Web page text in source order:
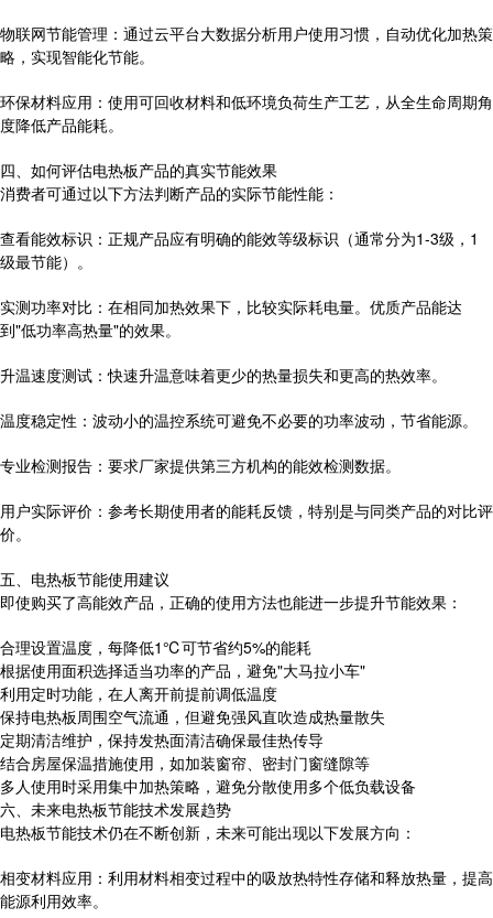
物联网节能管理：通过云平台大数据分析用户使用习惯，自动优化加热策
略，实现智能化节能。
环保材料应用：使用可回收材料和低环境负荷生产工艺，从全生命周期角
度降低产品能耗。
四、如何评估电热板产品的真实节能效果
消费者可通过以下方法判断产品的实际节能性能：
查看能效标识：正规产品应有明确的能效等级标识（通常分为1-3级，1
级最节能）。
实测功率对比：在相同加热效果下，比较实际耗电量。优质产品能达
到"低功率高热量"的效果。
升温速度测试：快速升温意味着更少的热量损失和更高的热效率。
温度稳定性：波动小的温控系统可避免不必要的功率波动，节省能源。
专业检测报告：要求厂家提供第三方机构的能效检测数据。
用户实际评价：参考长期使用者的能耗反馈，特别是与同类产品的对比评
价。
五、电热板节能使用建议
即使购买了高能效产品，正确的使用方法也能进一步提升节能效果：
合理设置温度，每降低1℃可节省约5%的能耗
根据使用面积选择适当功率的产品，避免"大马拉小车"
利用定时功能，在人离开前提前调低温度
保持电热板周围空气流通，但避免强风直吹造成热量散失
定期清洁维护，保持发热面清洁确保最佳热传导
结合房屋保温措施使用，如加装窗帘、密封门窗缝隙等
多人使用时采用集中加热策略，避免分散使用多个低负载设备
六、未来电热板节能技术发展趋势
电热板节能技术仍在不断创新，未来可能出现以下发展方向：
相变材料应用：利用材料相变过程中的吸放热特性存储和释放热量，提高
能源利用效率。